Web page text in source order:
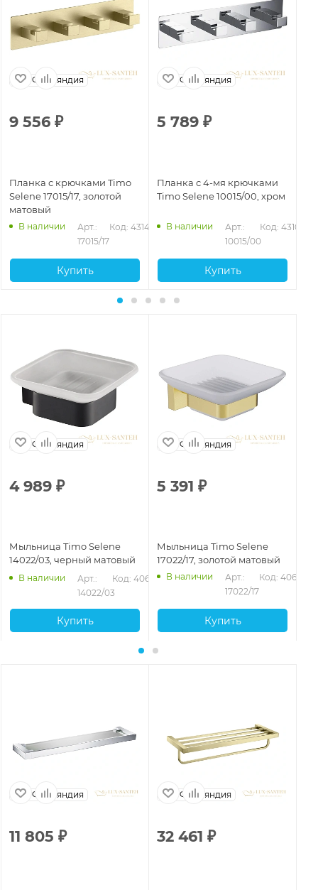
Финляндия
9 556 ₽
Планка с крючками Timo
Selene 17015/17, золотой
матовый
В наличии
Арт.:
17015/17
Код: 43144
Купить
Финляндия
5 789 ₽
Планка с 4-мя крючками
Timo Selene 10015/00, хром
В наличии
Арт.:
10015/00
Код: 43103
Купить
Финляндия
4 989 ₽
Мыльница Timo Selene
14022/03, черный матовый
В наличии
Арт.:
14022/03
Код: 40653
Купить
Финляндия
5 391 ₽
Мыльница Timo Selene
17022/17, золотой матовый
В наличии
Арт.:
17022/17
Код: 40654
Купить
Финляндия
11 805 ₽
Финляндия
32 461 ₽